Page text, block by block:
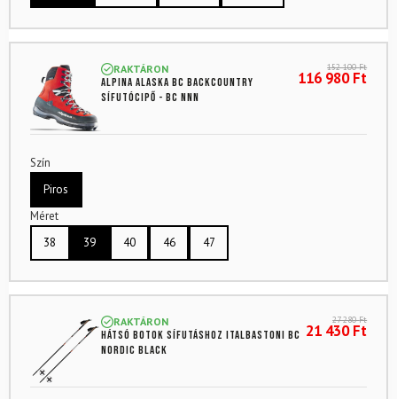
RAKTÁRON
ALPINA Alaska BC backcountry
sífutócipő - BC NNN
152 100Ft
116 980Ft
Szín
Piros
Méret
38
39 40 46 47
RAKTÁRON
Hátsó botok sífutáshoz ITALBASTONI BC
Nordic Black
27 280Ft
21 430Ft